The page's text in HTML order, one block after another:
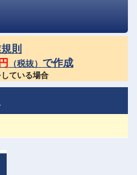
則
（税抜） で作成
ている場合